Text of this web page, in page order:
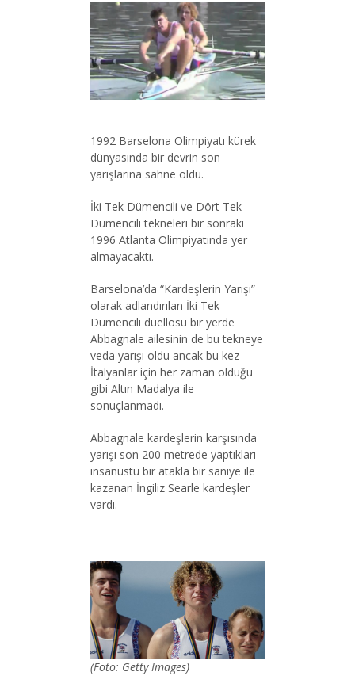
1992 Barselona Olimpiyatı kürek
dünyasında bir devrin son
yarışlarına sahne oldu.
İki Tek Dümencili ve Dört Tek
Dümencili tekneleri bir sonraki
1996 Atlanta Olimpiyatında yer
almayacaktı.
Barselona’da “Kardeşlerin Yarışı”
olarak adlandırılan İki Tek
Dümencili düellosu bir yerde
Abbagnale ailesinin de bu tekneye
veda yarışı oldu ancak bu kez
İtalyanlar için her zaman olduğu
gibi Altın Madalya ile
sonuçlanmadı.
Abbagnale kardeşlerin karşısında
yarışı son 200 metrede yaptıkları
insanüstü bir atakla bir saniye ile
kazanan İngiliz Searle kardeşler
vardı.
(Foto: Getty Images)